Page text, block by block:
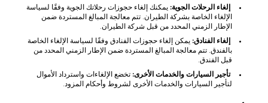
إلغاء الرحلات الجوية: يمكنك إلغاء حجوزات رحلاتك الجوية وفقًا لسياسة
الإلغاء الخاصة بشركة الطيران. تتم معالجة المبالغ المستردة ضمن
الإطار الزمني المحدد من قبل شركة الطيران.
إلغاء الفنادق: يمكن إلغاء حجوزات الفنادق وفقًا لسياسة الإلغاء الخاصة
بالفندق. تتم معالجة المبالغ المستردة ضمن الإطار الزمني المحدد من
قبل الفندق.
تأجير السيارات والخدمات الأخرى: تخضع الإلغاءات واسترداد الأموال
لتأجير السيارات والخدمات الأخرى لشروط وأحكام المزود.